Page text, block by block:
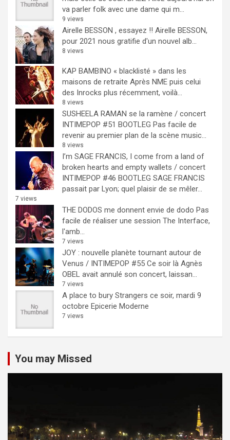
va parler folk avec une dame qui m...
9 views
Airelle BESSON , essayez !! Airelle BESSON,
pour 2021 nous gratifie d'un nouvel alb...
8 views
KAP BAMBINO « blacklisté » dans les
maisons de retraite Après NME puis celui
des Inrocks plus récemment, voilà...
8 views
SUSHEELA RAMAN se la ramène / concert
INTIMEPOP #51 BOOTLEG Pas facile de
revenir au premier plan de la scène music...
8 views
I’m SAGE FRANCIS, I come from a land of
broken hearts and empty wallets / concert
INTIMEPOP #46 BOOTLEG SAGE FRANCIS
passait par Lyon; quel plaisir de se mêler...
7 views
THE DODOS me donnent envie de dodo Pas
facile de réaliser une session The Interface,
l'amb...
7 views
JOY : nouvelle planète tournant autour de
Venus / INTIMEPOP #55 Ce soir là Agnès
OBEL avait annulé son concert, laissan...
7 views
A place to bury Strangers ce soir, mardi 9
octobre Epicerie Moderne
7 views
You may Missed